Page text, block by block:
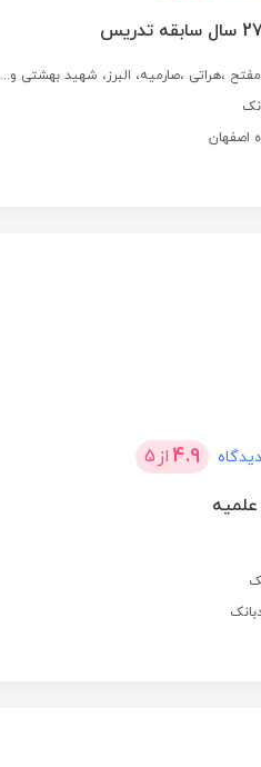
،هراتی ،صارمیه، البرز، شهید بهشتی و...
اصفهان
4.9 از 5